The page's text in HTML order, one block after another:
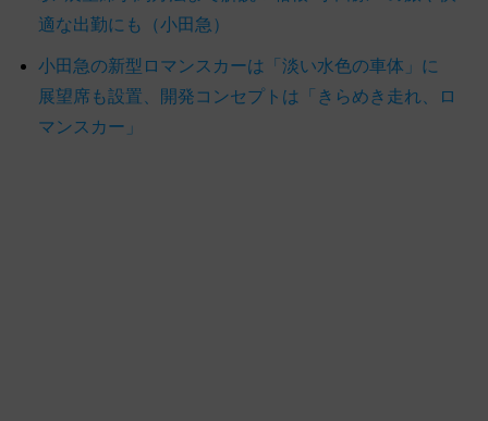
適な出勤にも（小田急）
小田急の新型ロマンスカーは「淡い水色の車体」に
展望席も設置、開発コンセプトは「きらめき走れ、ロ
マンスカー」